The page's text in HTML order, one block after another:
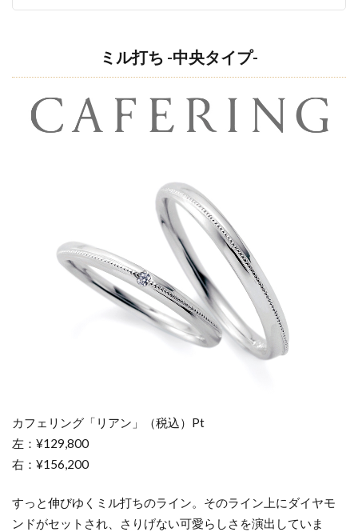
ミル打ち -中央タイプ-
カフェリング「リアン」（税込）Pt
左：¥129,800
右：¥156,200
すっと伸びゆくミル打ちのライン。そのライン上にダイヤモ
ンドがセットされ、さりげない可愛らしさを演出していま